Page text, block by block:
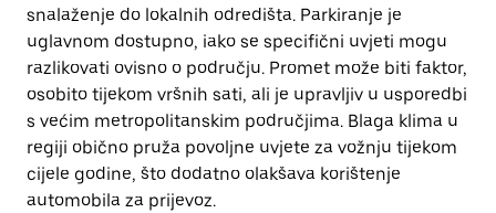
snalaženje do lokalnih odredišta. Parkiranje je
uglavnom dostupno, iako se specifični uvjeti mogu
razlikovati ovisno o području. Promet može biti faktor,
osobito tijekom vršnih sati, ali je upravljiv u usporedbi
s većim metropolitanskim područjima. Blaga klima u
regiji obično pruža povoljne uvjete za vožnju tijekom
cijele godine, što dodatno olakšava korištenje
automobila za prijevoz.